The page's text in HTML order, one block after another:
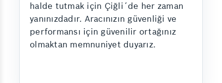
halde tutmak için Çiğli´de her zaman
yanınızdadır. Aracınızın güvenliği ve
performansı için güvenilir ortağınız
olmaktan memnuniyet duyarız.